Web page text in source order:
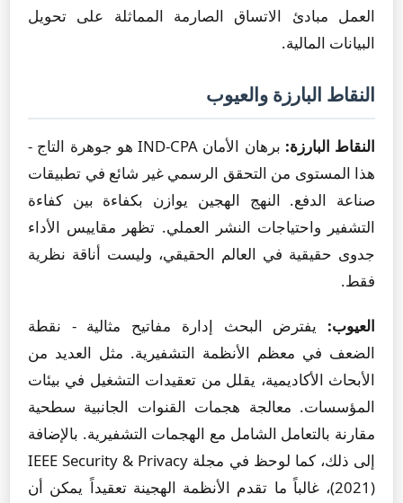
العمل مبادئ الاتساق الصارمة المماثلة على تحويل
البيانات المالية.
النقاط البارزة والعيوب
النقاط البارزة:
برهان الأمان IND-CPA هو جوهرة التاج -
هذا المستوى من التحقق الرسمي غير شائع في تطبيقات
صناعة الدفع. النهج الهجين يوازن بكفاءة بين كفاءة
التشفير واحتياجات النشر العملي. تظهر مقاييس الأداء
جدوى حقيقية في العالم الحقيقي، وليست أناقة نظرية
فقط.
العيوب: يفترض البحث إدارة مفاتيح مثالية - نقطة
الضعف في معظم الأنظمة التشفيرية. مثل العديد من
الأبحاث الأكاديمية، يقلل من تعقيدات التشغيل في بيئات
المؤسسات. معالجة هجمات القنوات الجانبية سطحية
مقارنة بالتعامل الشامل مع الهجمات التشفيرية. بالإضافة
إلى ذلك، كما لوحظ في مجلة IEEE Security & Privacy
(2021)، غالباً ما تقدم الأنظمة الهجينة تعقيداً يمكن أن